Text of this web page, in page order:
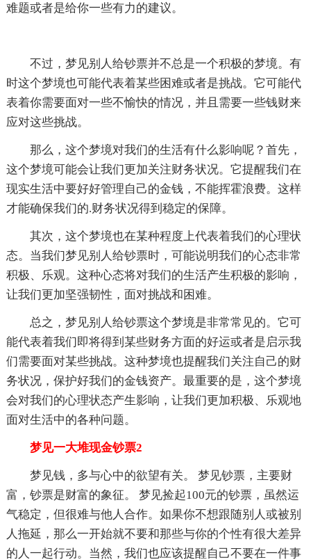
难题或者是给你一些有力的建议。
不过，梦见别人给钞票并不总是一个积极的梦境。有
时这个梦境也可能代表着某些困难或者是挑战。它可能代
表着你需要面对一些不愉快的情况，并且需要一些钱财来
应对这些挑战。
那么，这个梦境对我们的生活有什么影响呢？首先，
这个梦境可能会让我们更加关注财务状况。它提醒我们在
现实生活中要好好管理自己的金钱，不能挥霍浪费。这样
才能确保我们的.财务状况得到稳定的保障。
其次，这个梦境也在某种程度上代表着我们的心理状
态。当我们梦见别人给钞票时，可能说明我们的心态非常
积极、乐观。这种心态将对我们的生活产生积极的影响，
让我们更加坚强韧性，面对挑战和困难。
总之，梦见别人给钞票这个梦境是非常常见的。它可
能代表着我们即将得到某些财务方面的好运或者是启示我
们需要面对某些挑战。这种梦境也提醒我们关注自己的财
务状况，保护好我们的金钱资产。最重要的是，这个梦境
会对我们的心理状态产生影响，让我们更加积极、乐观地
面对生活中的各种问题。
梦见一大堆现金钞票2
梦见钱，多与心中的欲望有关。 梦见钞票，主要财
富，钞票是财富的象征。 梦见捡起100元的钞票，虽然运
气稳定，但很难与他人合作。如果你不想跟随别人或被别
人拖延，那么一开始就不要和那些与你的个性有很大差异
的人一起行动。当然，我们也应该提醒自己不要在一件事